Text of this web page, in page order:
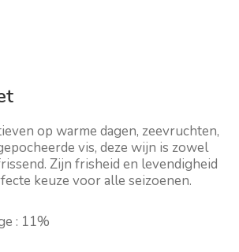
op warme dagen, zeevruchten,
vis, deze wijn is zowel
Zijn frisheid en levendigheid
keuze voor alle seizoenen.
: 11%